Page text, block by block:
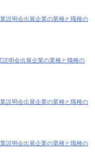
説明会出展企業の業種と職種の
説明会出展企業の業種と職種の
説明会出展企業の業種と職種の
説明会出展企業の業種と職種の